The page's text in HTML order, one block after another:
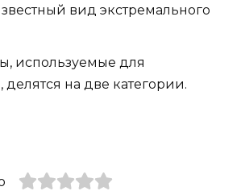
вид экстремального
используемые для
делятся на две категории.